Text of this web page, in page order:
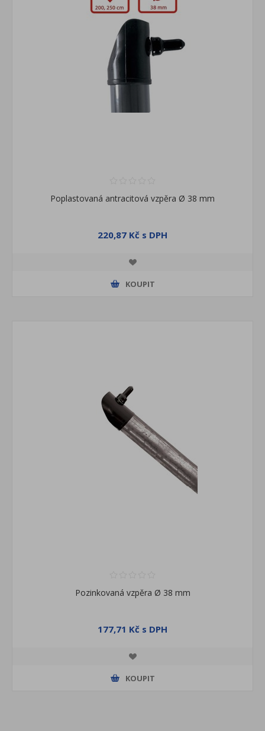
Poplastovaná antracitová vzpěra Ø 38 mm
220,87 Kč s DPH
KOUPIT
Pozinkovaná vzpěra Ø 38 mm
177,71 Kč s DPH
KOUPIT